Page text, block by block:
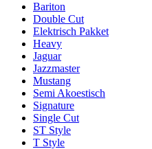
Bariton
Double Cut
Elektrisch Pakket
Heavy
Jaguar
Jazzmaster
Mustang
Semi Akoestisch
Signature
Single Cut
ST Style
T Style